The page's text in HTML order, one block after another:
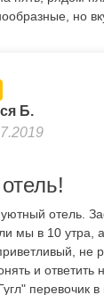
но
Б.
отель.
мы в 10 утра,
не
и ответить
перевочик